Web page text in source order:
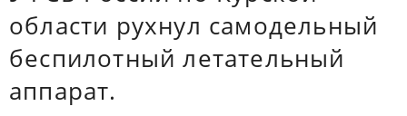
области рухнул самодельный
беспилотный летательный
аппарат.